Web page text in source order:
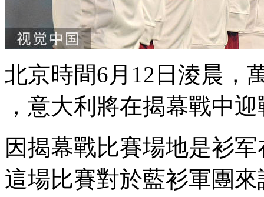
北京時間6月12日淩晨
，意大利將在揭幕戰中迎
因揭幕戰比賽場地是衫军
這場比賽對於藍衫軍團來說